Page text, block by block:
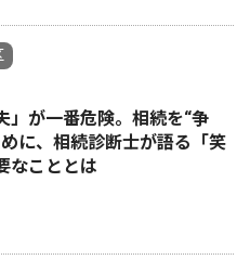
」が一番危険。相続を“争
に、相続診断士が語る「笑
なこととは